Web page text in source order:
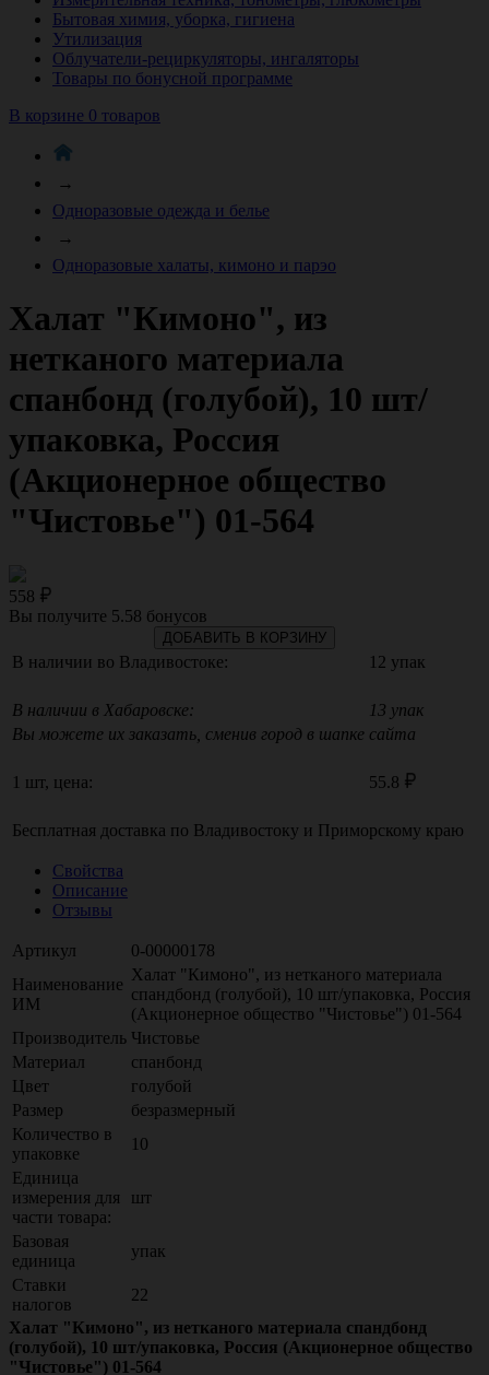
Бытовая химия, уборка, гигиена
Утилизация
Облучатели-рециркуляторы, ингаляторы
Товары по бонусной программе
В корзине 0 товаров
→
Одноразовые одежда и белье
→
Одноразовые халаты, кимоно и парэо
Халат "Кимоно", из
нетканого материала
спанбонд (голубой), 10 шт/
упаковка, Россия
(Акционерное общество
"Чистовье") 01-564
558
Вы получите 5.58 бонусов
ДОБАВИТЬ В КОРЗИНУ
В наличии во Владивостоке: 12 упак
В наличии в Хабаровске:
13 упак
Вы можете их заказать, сменив город в шапке сайта
1 шт, цена: 55.8
Бесплатная доставка по Владивостоку и Приморскому краю
Свойства
Описание
Отзывы
Артикул
0-00000178
Наименование
ИМ
Халат "Кимоно", из нетканого материала
спандбонд (голубой), 10 шт/упаковка, Россия
(Акционерное общество "Чистовье") 01-564
Производитель Чистовье
Материал
спанбонд
Цвет
голубой
Размер
безразмерный
Количество в
упаковке
10
Единица
измерения для
части товара:
шт
Базовая
единица
упак
Ставки
налогов
22
Халат "Кимоно", из нетканого материала спандбонд
(голубой), 10 шт/упаковка, Россия (Акционерное общество
"Чистовье") 01-564